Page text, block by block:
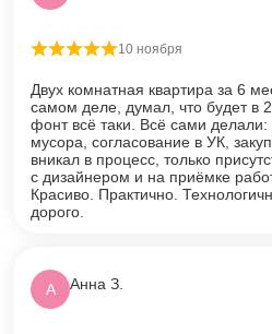
Оценка5из 5
10 ноября
Двух комнатная квартира за 6
самом деле, думал, что будет в
фонт всё таки. Всё сами делали:
мусора, согласование в УК,
вникал в процесс, только
с дизайнером и на приёмке
Красиво. Практично.
дорого.
А Анна З.